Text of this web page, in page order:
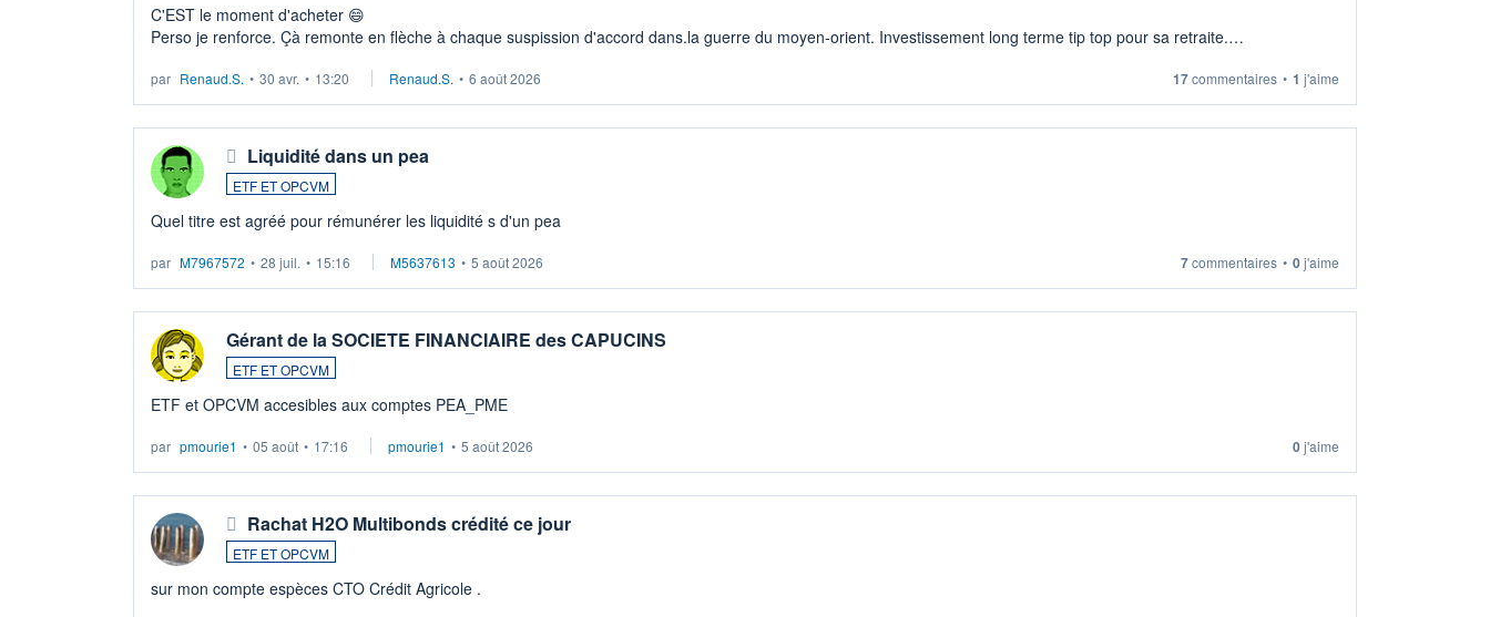
C'EST le moment d'acheter 😄​
Perso je renforce. Çà remonte en flèche à chaque suspission d'accord dans.la guerre du moyen-orient. Investissement long terme tip top pour sa retraite.
par Renaud.S. • 30 avr. • 13:20 Renaud.S. • 6 août 2026 17commentaires • 1 j'aime
Liquidité dans un pea
ETF ET OPCVM
Quel titre est agréé pour rémunérer les liquidité s d'un pea
par M7967572 • 28 juil. • 15:16 M5637613 • 5 août 2026 7commentaires • 0j'aime
Gérant de la SOCIETE FINANCIAIRE des CAPUCINS
ETF ET OPCVM
ETF et OPCVM accesibles aux comptes PEA_PME
par pmourie1 • 05 août • 17:16 pmourie1 • 5 août 2026 0j'aime
Rachat H2O Multibonds crédité ce jour
ETF ET OPCVM
sur mon compte espèces CTO Crédit Agricole .